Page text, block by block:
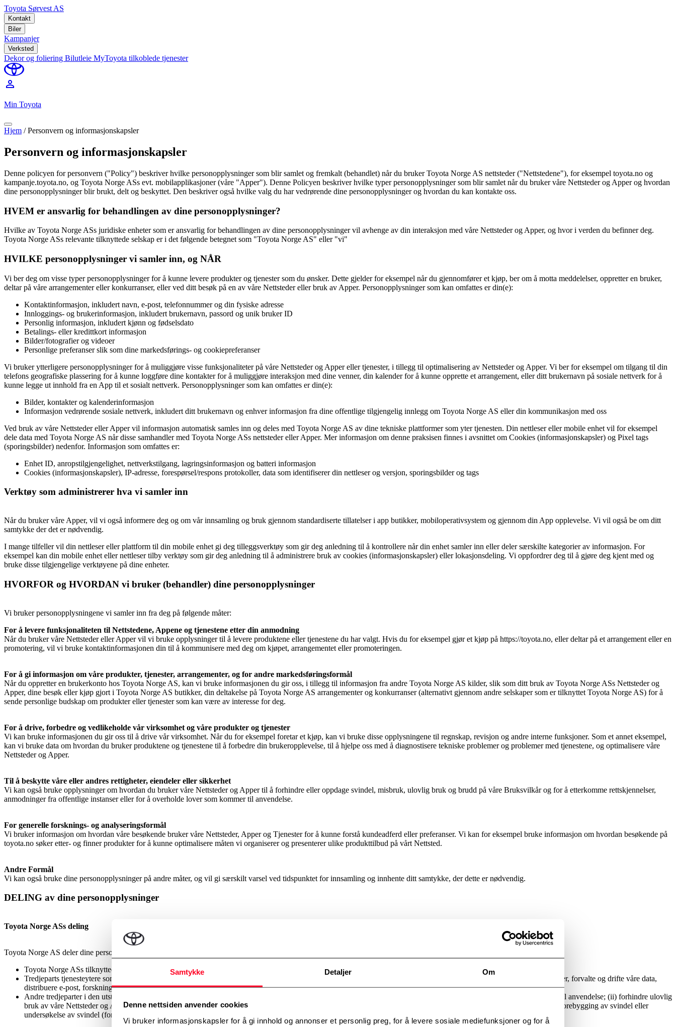
Samtykke Detaljer Om
Denne nettsiden anvender cookies
Vi bruker informasjonskapsler for å gi innhold og annonser et personlig preg, for å levere sosiale mediefunksjoner og for å
Toyota Sørvest AS
Kontakt
Biler
Kampanjer
Verksted
Dekor og foliering Bilutleie MyToyota tilkoblede tjenester
perm_identity
Min Toyota
Hjem /Personvern og informasjonskapsler
Personvern og informasjonskapsler
Denne policyen for personvern ("Policy") beskriver hvilke personopplysninger som blir samlet og fremkalt (behandlet) når du bruker Toyota Norge AS nettsteder ("Nettstedene"), for eksempel toyota.no og
kampanje.toyota.no, og Toyota Norge ASs evt. mobilapplikasjoner (våre "Apper"). Denne Policyen beskriver hvilke typer personopplysninger som blir samlet når du bruker våre Nettsteder og Apper og hvordan
dine personopplysninger blir brukt, delt og beskyttet. Den beskriver også hvilke valg du har vedrørende dine personopplysninger og hvordan du kan kontakte oss.
HVEM er ansvarlig for behandlingen av dine personopplysninger?
Hvilke av Toyota Norge ASs juridiske enheter som er ansvarlig for behandlingen av dine personopplysninger vil avhenge av din interaksjon med våre Nettsteder og Apper, og hvor i verden du befinner deg.
Toyota Norge ASs relevante tilknyttede selskap er i det følgende betegnet som "Toyota Norge AS" eller "vi"
HVILKE personopplysninger vi samler inn, og NÅR
Vi ber deg om visse typer personopplysninger for å kunne levere produkter og tjenester som du ønsker. Dette gjelder for eksempel når du gjennomfører et kjøp, ber om å motta meddelelser, oppretter en bruker,
deltar på våre arrangementer eller konkurranser, eller ved ditt besøk på en av våre Nettsteder eller bruk av Apper. Personopplysninger som kan omfattes er din(e):
Kontaktinformasjon, inkludert navn, e-post, telefonnummer og din fysiske adresse
Innloggings- og brukerinformasjon, inkludert brukernavn, passord og unik bruker ID
Personlig informasjon, inkludert kjønn og fødselsdato
Betalings- eller kredittkort informasjon
Bilder/fotografier og videoer
Personlige preferanser slik som dine markedsførings- og cookiepreferanser
Vi bruker ytterligere personopplysninger for å muliggjøre visse funksjonaliteter på våre Nettsteder og Apper eller tjenester, i tillegg til optimalisering av Nettsteder og Apper. Vi ber for eksempel om tilgang til din
telefons geografiske plassering for å kunne loggføre dine kontakter for å muliggjøre interaksjon med dine venner, din kalender for å kunne opprette et arrangement, eller ditt brukernavn på sosiale nettverk for å
kunne legge ut innhold fra en App til et sosialt nettverk. Personopplysninger som kan omfattes er din(e):
Bilder, kontakter og kalenderinformasjon
Informasjon vedrørende sosiale nettverk, inkludert ditt brukernavn og enhver informasjon fra dine offentlige tilgjengelig innlegg om Toyota Norge AS eller din kommunikasjon med oss
Ved bruk av våre Nettsteder eller Apper vil informasjon automatisk samles inn og deles med Toyota Norge AS av dine tekniske plattformer som yter tjenesten. Din nettleser eller mobile enhet vil for eksempel
dele data med Toyota Norge AS når disse samhandler med Toyota Norge ASs nettsteder eller Apper. Mer informasjon om denne praksisen finnes i avsnittet om Cookies (informasjonskapsler) og Pixel tags
(sporingsbilder) nedenfor. Informasjon som omfattes er:
Enhet ID, anropstilgjengelighet, nettverkstilgang, lagringsinformasjon og batteri informasjon
Cookies (informasjonskapsler), IP-adresse, forespørsel/respons protokoller, data som identifiserer din nettleser og versjon, sporingsbilder og tags
Verktøy som administrerer hva vi samler inn
Når du bruker våre Apper, vil vi også informere deg og om vår innsamling og bruk gjennom standardiserte tillatelser i app butikker, mobiloperativsystem og gjennom din App opplevelse. Vi vil også be om ditt
samtykke der det er nødvendig.
I mange tilfeller vil din nettleser eller plattform til din mobile enhet gi deg tilleggsverktøy som gir deg anledning til å kontrollere når din enhet samler inn eller deler særskilte kategorier av informasjon. For
eksempel kan din mobile enhet eller nettleser tilby verktøy som gir deg anledning til å administrere bruk av cookies (informasjonskapsler) eller lokasjonsdeling. Vi oppfordrer deg til å gjøre deg kjent med og
bruke disse tilgjengelige verktøyene på dine enheter.
HVORFOR og HVORDAN vi bruker (behandler) dine personopplysninger
Vi bruker personopplysningene vi samler inn fra deg på følgende måter:
For å levere funksjonaliteten til Nettstedene, Appene og tjenestene etter din anmodning
Når du bruker våre Nettsteder eller Apper vil vi bruke opplysninger til å levere produktene eller tjenestene du har valgt. Hvis du for eksempel gjør et kjøp på https://toyota.no, eller deltar på et arrangement eller en
promotering, vil vi bruke kontaktinformasjonen din til å kommunisere med deg om kjøpet, arrangementet eller promoteringen.
For å gi informasjon om våre produkter, tjenester, arrangementer, og for andre markedsføringsformål
Når du oppretter en brukerkonto hos Toyota Norge AS, kan vi bruke informasjonen du gir oss, i tillegg til informasjon fra andre Toyota Norge AS kilder, slik som ditt bruk av Toyota Norge ASs Nettsteder og
Apper, dine besøk eller kjøp gjort i Toyota Norge AS butikker, din deltakelse på Toyota Norge AS arrangementer og konkurranser (alternativt gjennom andre selskaper som er tilknyttet Toyota Norge AS) for å
sende personlige budskap om produkter eller tjenester som kan være av interesse for deg.
For å drive, forbedre og vedlikeholde vår virksomhet og våre produkter og tjenester
Vi kan bruke informasjonen du gir oss til å drive vår virksomhet. Når du for eksempel foretar et kjøp, kan vi bruke disse opplysningene til regnskap, revisjon og andre interne funksjoner. Som et annet eksempel,
kan vi bruke data om hvordan du bruker produktene og tjenestene til å forbedre din brukeropplevelse, til å hjelpe oss med å diagnostisere tekniske problemer og problemer med tjenestene, og optimalisere våre
Nettsteder og Apper.
Til å beskytte våre eller andres rettigheter, eiendeler eller sikkerhet
Vi kan også bruke opplysninger om hvordan du bruker våre Nettsteder og Apper til å forhindre eller oppdage svindel, misbruk, ulovlig bruk og brudd på våre Bruksvilkår og for å etterkomme rettskjennelser,
anmodninger fra offentlige instanser eller for å overholde lover som kommer til anvendelse.
For generelle forsknings- og analyseringsformål
Vi bruker informasjon om hvordan våre besøkende bruker våre Nettsteder, Apper og Tjenester for å kunne forstå kundeadferd eller preferanser. Vi kan for eksempel bruke informasjon om hvordan besøkende på
toyota.no søker etter- og finner produkter for å kunne optimalisere måten vi organiserer og presenterer ulike produkttilbud på vårt Nettsted.
Andre Formål
Vi kan også bruke dine personopplysninger på andre måter, og vil gi særskilt varsel ved tidspunktet for innsamling og innhente ditt samtykke, der dette er nødvendig.
DELING av dine personopplysninger
Toyota Norge ASs deling
Toyota Norge AS deler dine personopplysninger med:
Toyota Norge ASs tilknyttede selskaper og partnere for formålene beskrevet over
Tredjeparts tjenesteytere som behandler personopplysninger på vegne av Toyota Norge AS, for eksempel for å behandle kredittkort og betalinger, forsendelser og leveranser, forvalte og drifte våre data,
distribuere e-post, forskning og analyse, lede merke- og produktpromotering, i tillegg til administrering av særskilte tjenester og funksjoner
Andre tredjeparter i den utstrekning det er nødvendig for å: (i) etterkomme anmodninger fra offentlige instanser, en rettskjennelse eller for å overholde lover som kommer til anvendelse; (ii) forhindre ulovlig
bruk av våre Nettsteder og Apper, eller brudd på våre Nettsteders og Appers Bruksvilkår og våre retningslinjer; (iii) beskytte oss mot krav fra tredjepart; og (iv) bistå med forebygging av svindel eller
undersøkelse av svindel (for eksempel forfalskning).